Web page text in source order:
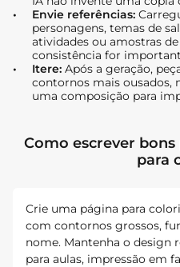
Envie referências:
personagens, temas de
atividades ou amostras
consistência for
Itere: Após a geração,
contornos mais ousados,
uma composição para
Como escrever
para
Crie uma página para
com contornos grossos,
nome. Mantenha o design
para aulas, impressão em